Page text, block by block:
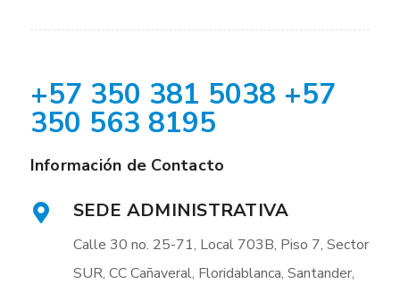
+57 350 381 5038 +57
350 563 8195
Información de Contacto
SEDE ADMINISTRATIVA
Calle 30 no. 25-71, Local 703B, Piso 7, Sector
SUR, CC Cañaveral, Floridablanca, Santander,